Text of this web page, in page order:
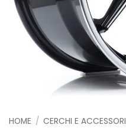
HOME / CERCHI E ACCESSORI